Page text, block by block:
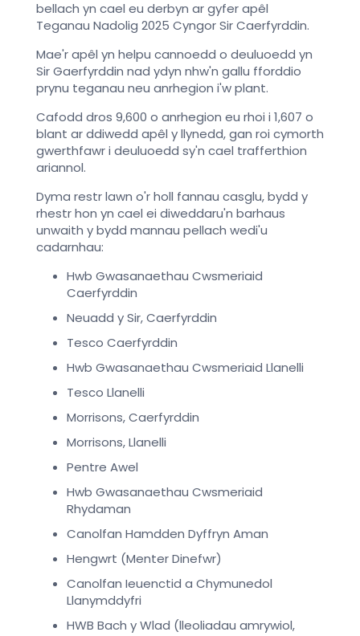
bellach yn cael eu derbyn ar gyfer apêl
Teganau Nadolig 2025 Cyngor Sir Caerfyrddin.
Mae'r apêl yn helpu cannoedd o deuluoedd yn
Sir Gaerfyrddin nad ydyn nhw'n gallu fforddio
prynu teganau neu anrhegion i'w plant.
Cafodd dros 9,600 o anrhegion eu rhoi i 1,607 o
blant ar ddiwedd apêl y llynedd, gan roi cymorth
gwerthfawr i deuluoedd sy'n cael trafferthion
ariannol.
Dyma restr lawn o'r holl fannau casglu, bydd y
rhestr hon yn cael ei diweddaru'n barhaus
unwaith y bydd mannau pellach wedi'u
cadarnhau:
Hwb Gwasanaethau Cwsmeriaid
Caerfyrddin
Neuadd y Sir, Caerfyrddin
Tesco Caerfyrddin
Hwb Gwasanaethau Cwsmeriaid Llanelli
Tesco Llanelli
Morrisons, Caerfyrddin
Morrisons, Llanelli
Pentre Awel
Hwb Gwasanaethau Cwsmeriaid
Rhydaman
Canolfan Hamdden Dyffryn Aman
Hengwrt (Menter Dinefwr)
Canolfan Ieuenctid a Chymunedol
Llanymddyfri
HWB Bach y Wlad (lleoliadau amrywiol,